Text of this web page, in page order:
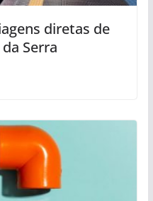
diretas de
Serra